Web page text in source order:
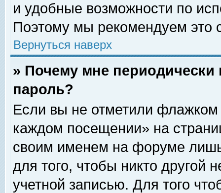
и удобные возможности по
Поэтому мы рекомендуем это
Вернуться наверх
» Почему мне
пароль?
Если вы не отметили флажком
каждом посещении» на
своим именем на форуме
для того, чтобы никто другой
учетной записью. Для того